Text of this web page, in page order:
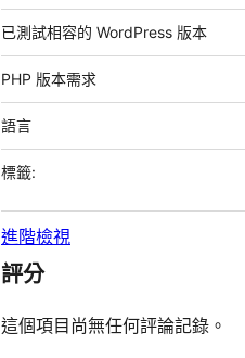
已測試相容的 WordPress 版本
PHP 版本需求
語言
標籤:
進階檢視
評分
這個項目尚無任何評論記錄。